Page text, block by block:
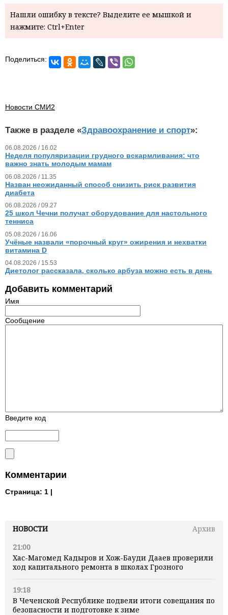
НОВОСТИ
Архив
21:00
Хас-Магомед Кадыров и Хож-Бауди Дааев проверили
ход капитального ремонта в школах Грозного
19:18
В Чеченской Республике подвели итоги совещания по
безопасности и подготовке к зиме
Нашли ошибку в тексте? Выделите ее мышкой и
нажмите: Ctrl+Enter
Поделиться:
Новости СМИ2
Также в разделе «Здравоохранение и спорт»:
06.08.2026 / 16.02
Неделя популяризации грудного вскармливания: что
важно знать молодым мамам
06.08.2026 / 11.35
Назван неожиданный способ снизить риск развития
диабета
06.08.2026 / 09.27
25 школ Чечни получат оборудование для настольного
тенниса
05.08.2026 / 16.06
Учёные назвали «порочный круг» ожирения и нехватки
витамина D
04.08.2026 / 15.53
Диетолог рассказала, сколько арбуза можно есть в день
Добавить комментарий
Имя
Сообщение
Введите код
Комментарии
Страница: 1 |